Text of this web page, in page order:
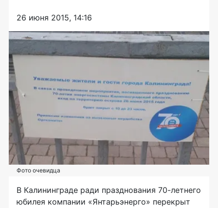
26 июня 2015, 14:16
Фото очевидца
В Калининграде ради празднования 70-летнего
юбилея компании «Янтарьэнерго» перекрыт